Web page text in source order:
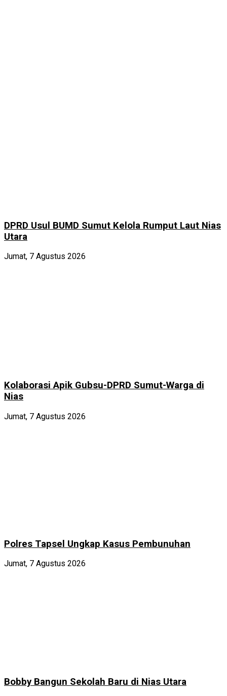
DPRD Usul BUMD Sumut Kelola Rumput Laut Nias
Utara
Jumat, 7 Agustus 2026
Kolaborasi Apik Gubsu-DPRD Sumut-Warga di
Nias
Jumat, 7 Agustus 2026
Polres Tapsel Ungkap Kasus Pembunuhan
Jumat, 7 Agustus 2026
Bobby Bangun Sekolah Baru di Nias Utara